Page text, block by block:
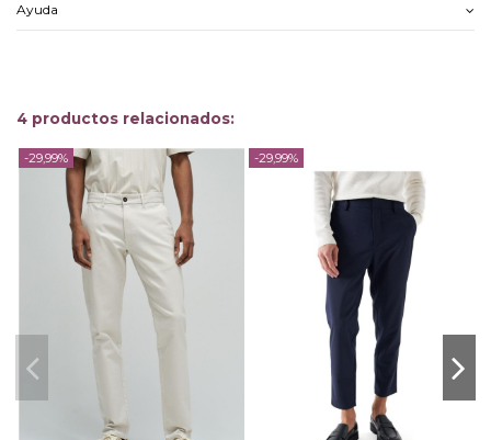
Ayuda
4 productos relacionados:
-29,99% -29,99%